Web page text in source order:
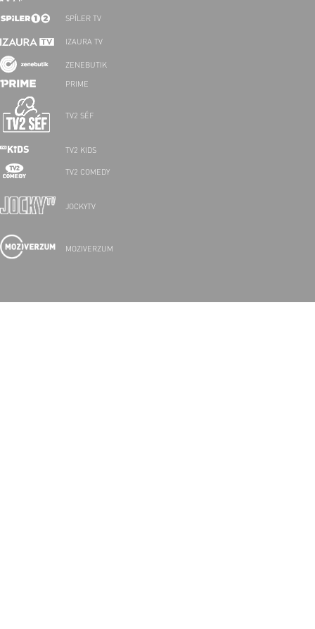
SPÍLER TV
IZAURA TV
ZENEBUTIK
PRIME
TV2 SÉF
TV2 KIDS
TV2 COMEDY
JOCKYTV
MOZIVERZUM